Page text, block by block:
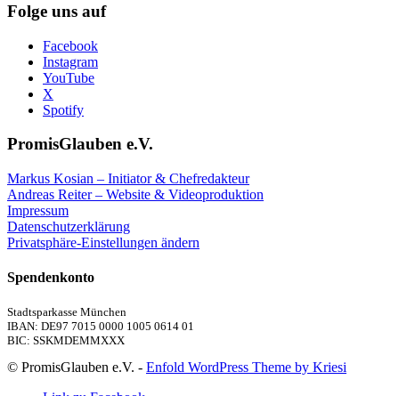
Folge uns auf
Facebook
Instagram
YouTube
X
Spotify
PromisGlauben e.V.
Markus Kosian – Initiator & Chefredakteur
Andreas Reiter – Website & Videoproduktion
Impressum
Datenschutzerklärung
Privatsphäre-Einstellungen ändern
Spendenkonto
Stadtsparkasse München
IBAN: DE97 7015 0000 1005 0614 01
BIC: SSKMDEMMXXX
© PromisGlauben e.V. - Enfold WordPress Theme by Kriesi